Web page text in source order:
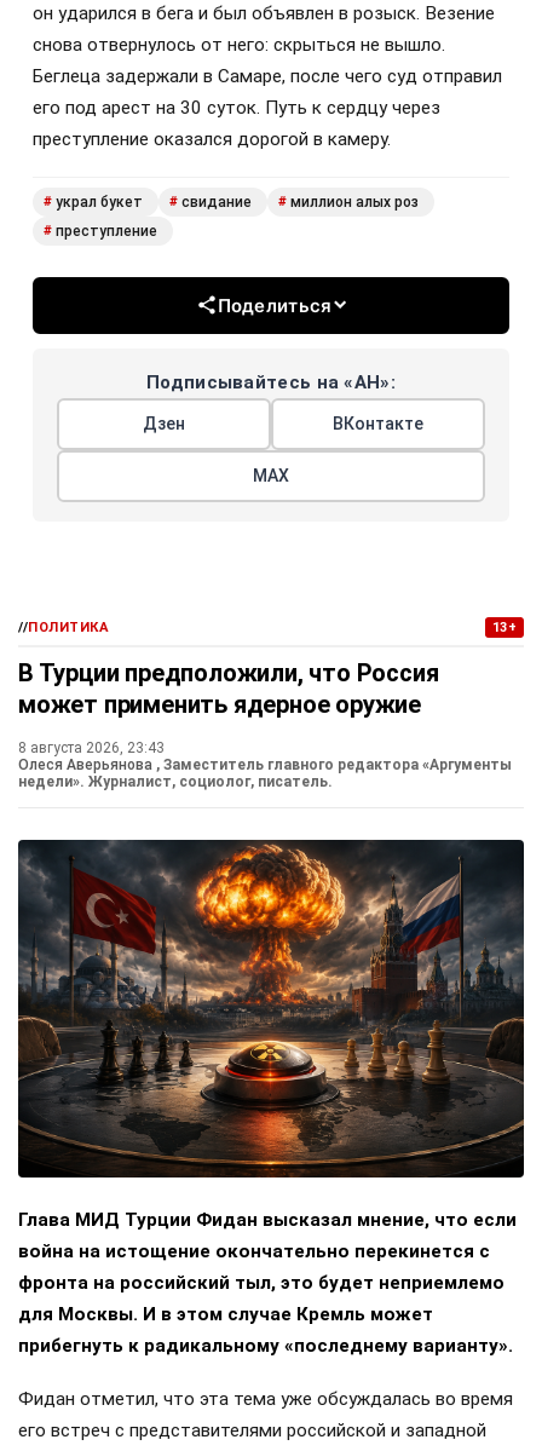
он ударился в бега и был объявлен в розыск. Везение
снова отвернулось от него: скрыться не вышло.
Беглеца задержали в Самаре, после чего суд отправил
его под арест на 30 суток. Путь к сердцу через
преступление оказался дорогой в камеру.
# украл букет # свидание # миллион алых роз
# преступление
Поделиться
Подписывайтесь на «АН»:
Дзен ВКонтакте
МАХ
//ПОЛИТИКА 13+
В Турции предположили, что Россия
может применить ядерное оружие
8 августа 2026, 23:43
Олеся Аверьянова , Заместитель главного редактора «Аргументы
недели». Журналист, социолог, писатель.
Глава МИД Турции Фидан высказал мнение, что если
война на истощение окончательно перекинется с
фронта на российский тыл, это будет неприемлемо
для Москвы. И в этом случае Кремль может
прибегнуть к радикальному «последнему варианту».
Фидан отметил, что эта тема уже обсуждалась во время
его встреч с представителями российской и западной